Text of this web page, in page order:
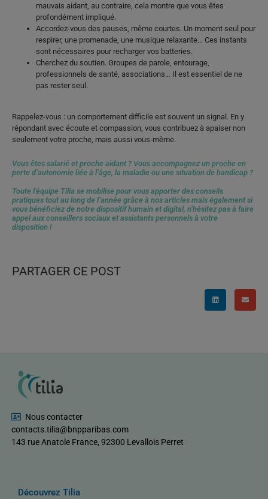
mauvais aidant, au contraire, cela montre que vous êtes
profondément impliqué.
Accordez-vous des pauses, même courtes. Un moment seul pour
respirer, une promenade, une musique relaxante… Ces instants
sont nécessaires pour recharger vos batteries.
Cherchez du soutien. Groupes de parole, entourage,
professionnels de santé, associations… Il est essentiel de ne
pas rester seul.
Rappelez-vous : un comportement difficile est souvent un signal. En y
répondant avec écoute et compassion, vous contribuez à apaiser non
seulement votre proche, mais aussi vous-même.
Vous êtes salarié et proche aidant ? Vous accompagnez un proche en
perte d’autonomie liée à l’âge, la maladie ou une situation de handicap ?
Toute l’équipe Tilia se mobilise pour vous apporter des conseils
pratiques tout au long de l’année grâce à nos articles mais également si
vous bénéficiez de notre dispositif humain et digital, n’hésitez pas à faire
appel aux conseillers sociaux et assistants personnels à votre
disposition !
PARTAGER CE POST
Nous contacter
contacts.tilia@bnpparibas.com
143 rue Anatole France, 92300 Levallois Perret
Découvrez Tilia